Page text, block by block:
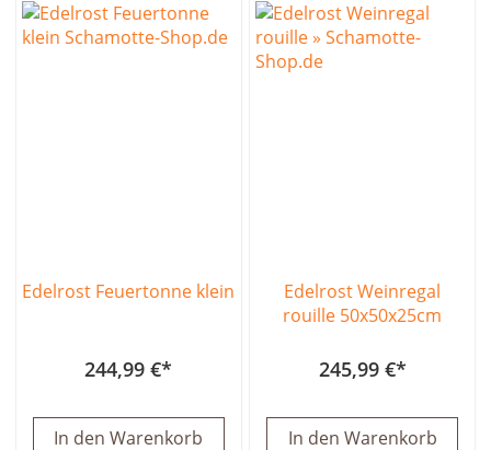
Edelrost Feuertonne klein
244,99 €
In den Warenkorb
Edelrost Weinregal
rouille 50x50x25cm
245,99 €
In den Warenkorb